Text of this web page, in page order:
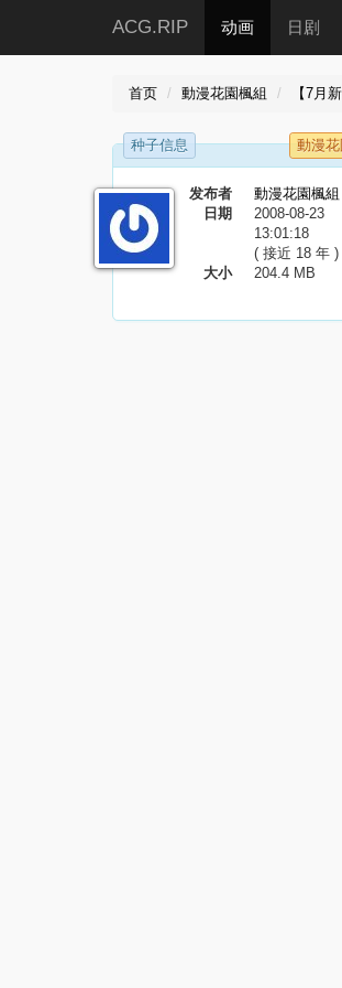
ACG.RIP 动画 日剧
首页 動漫花園楓組 【7月
种子信息 動漫花
发布者
動漫花園楓組
日期
2008-08-23
13:01:18
( 接近 18 年 )
大小
204.4 MB